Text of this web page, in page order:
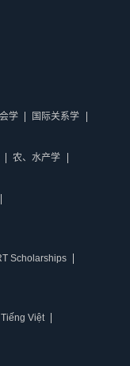
学 国际关系学
农、水产学
Scholarships
Tiếng Việt